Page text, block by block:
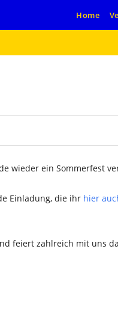
Home
wieder ein Sommerfest
Einladung, die ihr hier
feiert zahlreich mit uns